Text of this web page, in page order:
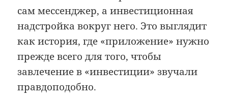
сам мессенджер, а инвестиционная
надстройка вокруг него. Это выглядит
как история, где «приложение» нужно
прежде всего для того, чтобы
завлечение в «инвестиции» звучали
правдоподобно.